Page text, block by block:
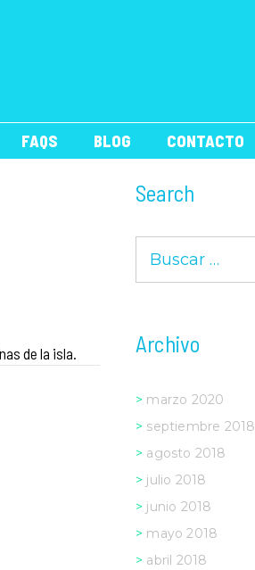
FAQS BLOG CONTACTO
de la isla.
Search
Archivo
marzo 2020
septiembre 2018
agosto 2018
julio 2018
junio 2018
mayo 2018
abril 2018